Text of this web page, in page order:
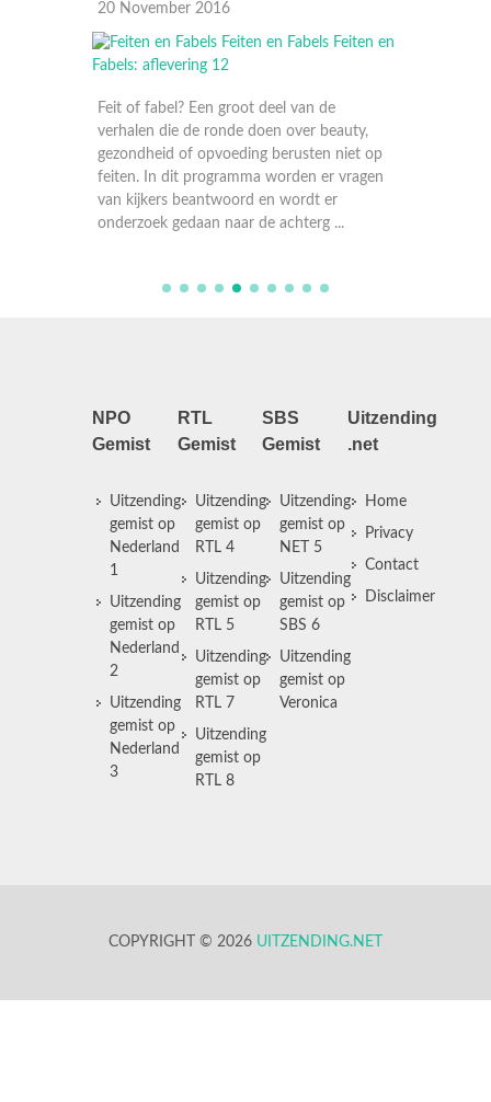
20 November 2016
Feit of fabel? Een groot deel van de
verhalen die de ronde doen over beauty,
gezondheid of opvoeding berusten niet op
feiten. In dit programma worden er vragen
van kijkers beantwoord en wordt er
onderzoek gedaan naar de achterg ...
NPO
Gemist
Uitzending
gemist op
Nederland
1
Uitzending
gemist op
Nederland
2
Uitzending
gemist op
Nederland
3
RTL
Gemist
Uitzending
gemist op
RTL 4
Uitzending
gemist op
RTL 5
Uitzending
gemist op
RTL 7
Uitzending
gemist op
RTL 8
SBS
Gemist
Uitzending
gemist op
NET 5
Uitzending
gemist op
SBS 6
Uitzending
gemist op
Veronica
Uitzending
.net
Home
Privacy
Contact
Disclaimer
COPYRIGHT © 2026 UITZENDING.NET